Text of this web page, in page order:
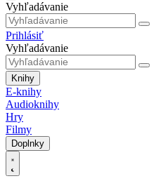
Vyhľadávanie
Prihlásiť
Vyhľadávanie
Knihy
E-knihy
Audioknihy
Hry
Filmy
Doplnky